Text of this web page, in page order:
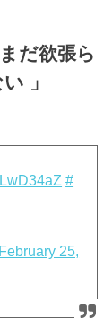
だ欲張ら
」
#
February 25,